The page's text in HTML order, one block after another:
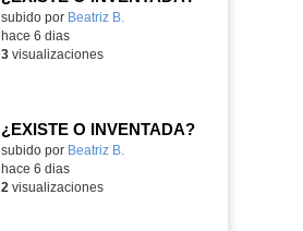
Contenido educativo.
subido por Beatriz B.
hace 6 dias
3visualizaciones
¿EXISTE O INVENTADA?
Contenido educativo.
subido por Beatriz B.
hace 6 dias
2 visualizaciones